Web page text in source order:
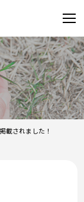
載されました！